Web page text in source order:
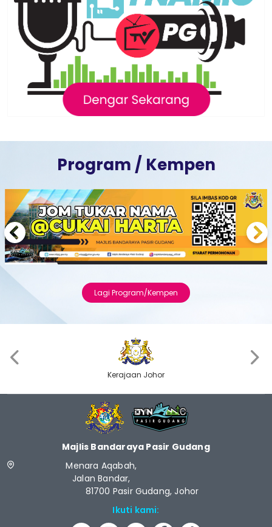
Program / Kempen
Next
Lagi Program/Kempen
Kerajaan Johor
Majlis Bandaraya Pasir Gudang
Menara Aqabah,
Jalan Bandar,
81700 Pasir Gudang, Johor
Ikuti kami: